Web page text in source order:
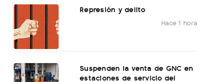
Represión y delito
Hace 1 hora
Suspenden la venta de GNC en
estaciones de servicio del